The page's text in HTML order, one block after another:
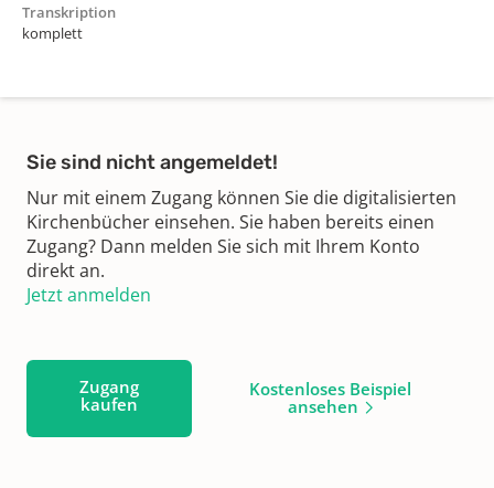
Transkription
komplett
Sie sind nicht angemeldet!
Nur mit einem Zugang können Sie die digitalisierten
Kirchenbücher einsehen. Sie haben bereits einen
Zugang? Dann melden Sie sich mit Ihrem Konto
direkt an.
Jetzt anmelden
Zugang
kaufen
Kostenloses Beispiel
ansehen